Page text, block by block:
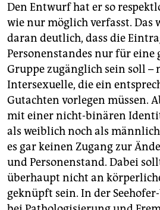
Den Entwurf hat er so
wie nur möglich verfasst. Das
daran deutlich, dass die
Personenstandes nur für eine
Gruppe zugänglich sein soll –
Intersexuelle, die ein
Gutachten vorlegen müssen.
mit einer nicht-binären
als weiblich noch als
es gar keinen Zugang zur
und Personenstand. Dabei
überhaupt nicht an
geknüpft sein. In der